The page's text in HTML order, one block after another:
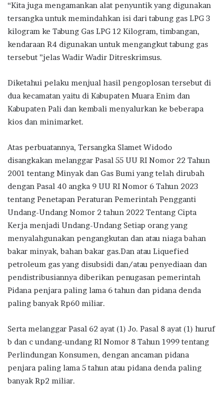
“Kita juga mengamankan alat penyuntik yang digunakan
tersangka untuk memindahkan isi dari tabung gas LPG 3
kilogram ke Tabung Gas LPG 12 Kilogram, timbangan,
kendaraan R4 digunakan untuk mengangkut tabung gas
tersebut ”jelas Wadir Wadir Ditreskrimsus.
Diketahui pelaku menjual hasil pengoplosan tersebut di
dua kecamatan yaitu di Kabupaten Muara Enim dan
Kabupaten Pali dan kembali menyalurkan ke beberapa
kios dan minimarket.
Atas perbuatannya, Tersangka Slamet Widodo
disangkakan melanggar Pasal 55 UU RI Nomor 22 Tahun
2001 tentang Minyak dan Gas Bumi yang telah dirubah
dengan Pasal 40 angka 9 UU RI Nomor 6 Tahun 2023
tentang Penetapan Peraturan Pemerintah Pengganti
Undang-Undang Nomor 2 tahun 2022 Tentang Cipta
Kerja menjadi Undang-Undang Setiap orang yang
menyalahgunakan pengangkutan dan atau niaga bahan
bakar minyak, bahan bakar gas.Dan atau Liquefied
petroleum gas yang disubsidi dan/atau penyediaan dan
pendistribusiannya diberikan penugasan pemerintah
Pidana penjara paling lama 6 tahun dan pidana denda
paling banyak Rp60 miliar.
Serta melanggar Pasal 62 ayat (1) Jo. Pasal 8 ayat (1) huruf
b dan c undang-undang RI Nomor 8 Tahun 1999 tentang
Perlindungan Konsumen, dengan ancaman pidana
penjara paling lama 5 tahun atau pidana denda paling
banyak Rp2 miliar.